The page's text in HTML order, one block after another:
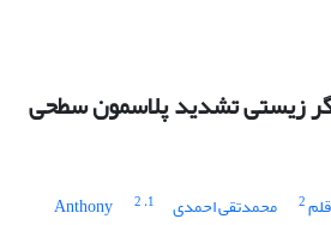
زیستی تشدید پلاسمون سطحی
2 محمدتقی احمدی 1، 2 Anthony